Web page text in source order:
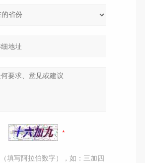
填写阿拉伯数字），如：三加四